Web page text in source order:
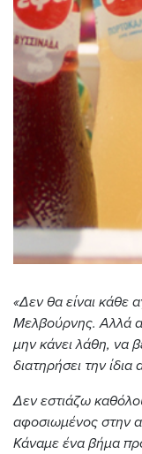
«Δεν θα είναι κάθε
Μελβούρνης. Αλλά
μην κάνει λάθη, να
διατηρήσει την ίδια
Δεν εστιάζω
αφοσιωμένος στην
Κάναμε ένα βήμα